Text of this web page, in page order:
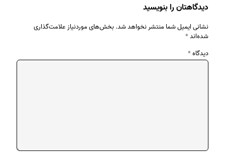
دیدگاهتان را بنویسید
نشانی ایمیل شما منتشر نخواهد شد.بخش‌های موردنیاز علامت‌گذاری
شده‌اند*
دیدگاه*